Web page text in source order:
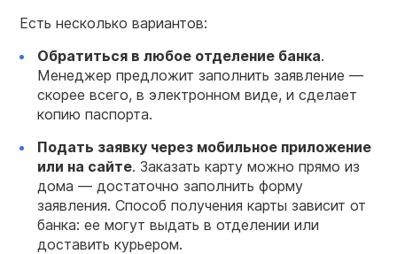
Есть несколько вариантов:
Обратиться в любое отделение банка.
Менеджер предложит заполнить заявление —
скорее всего, в электронном виде, и сделает
копию паспорта.
Подать заявку через мобильное приложение
или на сайте. Заказать карту можно прямо из
дома — достаточно заполнить форму
заявления. Способ получения карты зависит от
банка: ее могут выдать в отделении или
доставить курьером.